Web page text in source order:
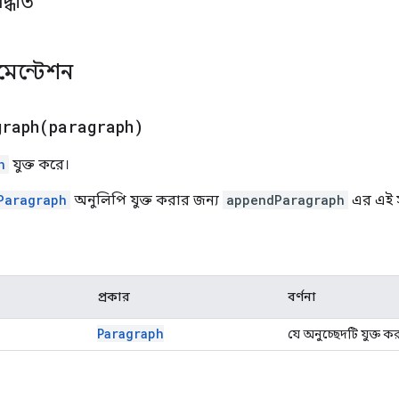
paragraph)
যুক্ত করে।
অনুলিপি যুক্ত করার জন্য appendParagraph এর এই
প্রকার বর্ণনা
Paragraph যে অনুচ্ছেদটি যুক্ত